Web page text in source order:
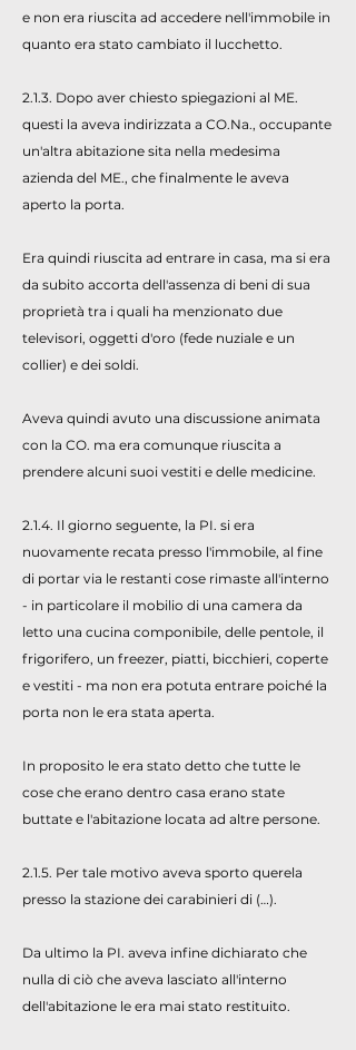
e non era riuscita ad accedere nell'immobile in
quanto era stato cambiato il lucchetto.
2.1.3. Dopo aver chiesto spiegazioni al ME.
questi la aveva indirizzata a CO.Na., occupante
un'altra abitazione sita nella medesima
azienda del ME., che finalmente le aveva
aperto la porta.
Era quindi riuscita ad entrare in casa, ma si era
da subito accorta dell'assenza di beni di sua
proprietà tra i quali ha menzionato due
televisori, oggetti d'oro (fede nuziale e un
collier) e dei soldi.
Aveva quindi avuto una discussione animata
con la CO. ma era comunque riuscita a
prendere alcuni suoi vestiti e delle medicine.
2.1.4. Il giorno seguente, la PI. si era
nuovamente recata presso l'immobile, al fine
di portar via le restanti cose rimaste all'interno
- in particolare il mobilio di una camera da
letto una cucina componibile, delle pentole, il
frigorifero, un freezer, piatti, bicchieri, coperte
e vestiti - ma non era potuta entrare poiché la
porta non le era stata aperta.
In proposito le era stato detto che tutte le
cose che erano dentro casa erano state
buttate e l'abitazione locata ad altre persone.
2.1.5. Per tale motivo aveva sporto querela
presso la stazione dei carabinieri di (…).
Da ultimo la PI. aveva infine dichiarato che
nulla di ciò che aveva lasciato all'interno
dell'abitazione le era mai stato restituito.